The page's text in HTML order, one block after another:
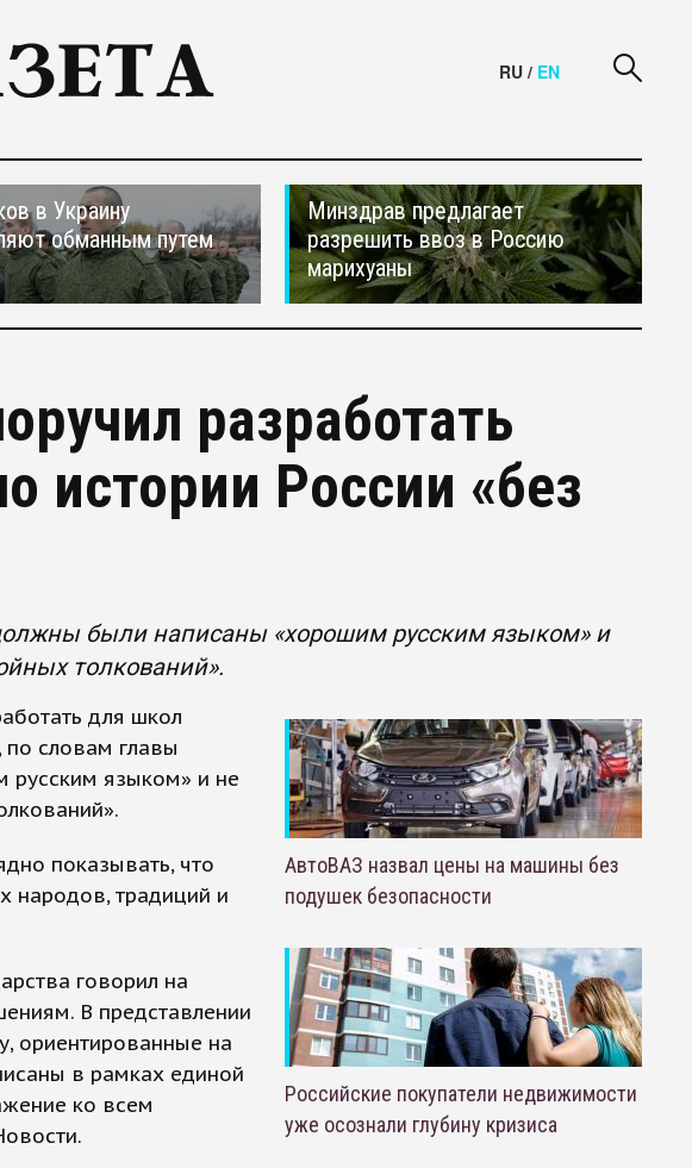
RU / EN
в Украину
обманным путем
Минздрав предлагает
разрешить ввоз в Россию
марихуаны
разработать
истории России «без
были написаны «хорошим русским языком» и
толкований».
для школ
по словам главы
русским языком» и не
показывать, что
народов, традиций и
говорил на
В представлении
ориентированные на
в рамках единой
ко всем
АвтоВАЗ назвал цены на машины без
подушек безопасности
Российские покупатели недвижимости
уже осознали глубину кризиса